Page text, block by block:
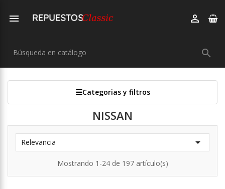
 

Categorias y filtros
NISSAN
Relevancia 
Mostrando 1-24 de 197 artículo(s)